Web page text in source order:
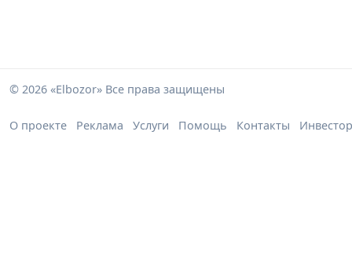
© 2026 «Elbozor» Все права защищены
О проекте Реклама Услуги Помощь Контакты